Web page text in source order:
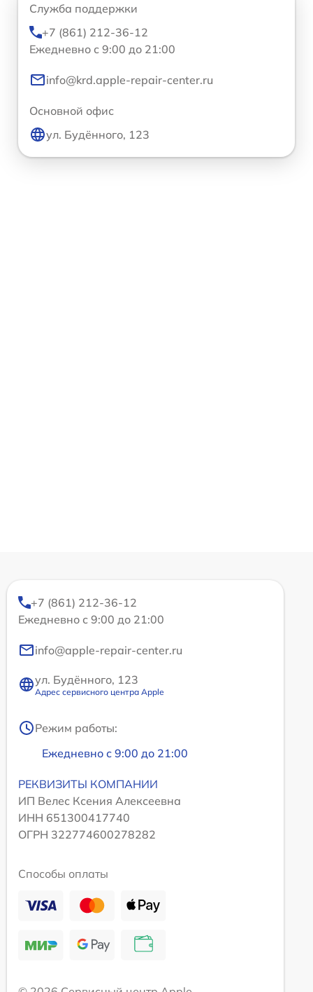
Служба поддержки
+7 (861) 212-36-12
Ежедневно с 9:00 до 21:00
info@krd.apple-repair-center.ru
Основной офис
ул. Будённого, 123
+7 (861) 212-36-12
Ежедневно с 9:00 до 21:00
info@apple-repair-center.ru
ул. Будённого, 123
Адрес сервисного центра Apple
Режим работы:
Ежедневно с 9:00 до 21:00
РЕКВИЗИТЫ КОМПАНИИ
ИП Велес Ксения Алексеевна
ИНН 651300417740
ОГРН 322774600278282
Способы оплаты